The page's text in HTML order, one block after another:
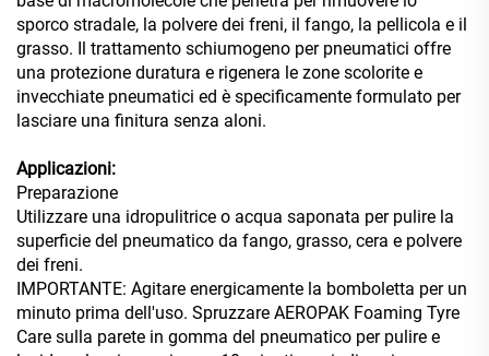
sporco stradale, la polvere dei freni, il fango, la pellicola e il
grasso. Il trattamento schiumogeno per pneumatici offre
una protezione duratura e rigenera le zone scolorite e
invecchiate pneumatici ed è specificamente formulato per
lasciare una finitura senza aloni.
Applicazioni:
Preparazione
Utilizzare una idropulitrice o acqua saponata per pulire la
superficie del pneumatico da fango, grasso, cera e polvere
dei freni.
IMPORTANTE: Agitare energicamente la bomboletta per un
minuto prima dell'uso. Spruzzare AEROPAK Foaming Tyre
Care sulla parete in gomma del pneumatico per pulire e